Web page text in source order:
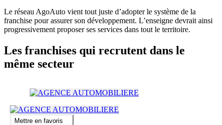
Le réseau AgoAuto vient tout juste d’adopter le système de la
franchise pour assurer son développement. L’enseigne devrait ainsi
progressivement proposer ses services dans tout le territoire.
Les franchises qui recrutent dans le
même secteur
Mettre en favoris